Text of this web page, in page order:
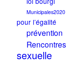
Municipales2020
pour l’égalité
prévention
Rencontres
sexuelle